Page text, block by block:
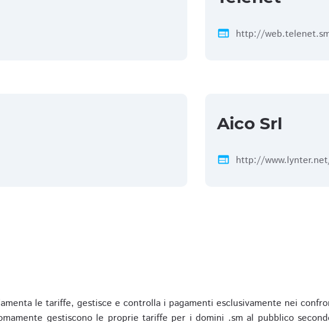
web http://
Aico Srl
web http://
le tariffe, gestisce e controlla i pagamenti esclusivamente nei
gestiscono le proprie tariffe per i domini .sm al pubblico